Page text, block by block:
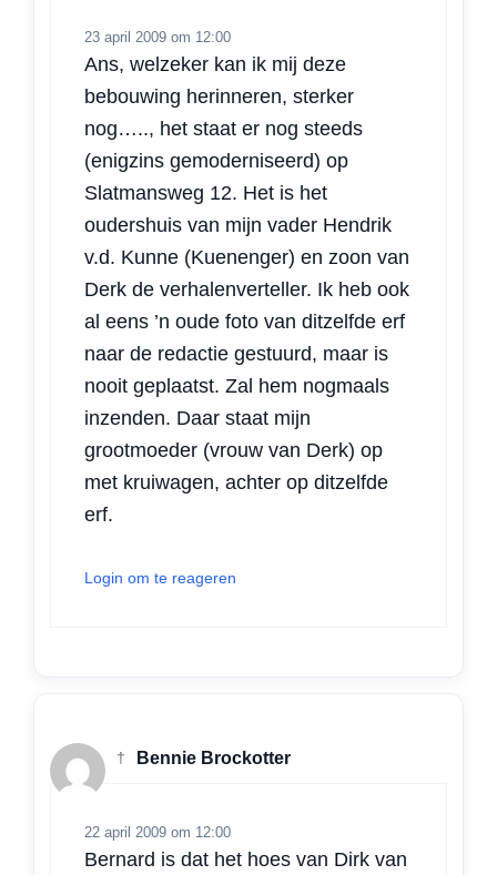
23 april 2009 om 12:00
Ans, welzeker kan ik mij deze
bebouwing herinneren, sterker
nog….., het staat er nog steeds
(enigzins gemoderniseerd) op
Slatmansweg 12. Het is het
oudershuis van mijn vader Hendrik
v.d. Kunne (Kuenenger) en zoon van
Derk de verhalenverteller. Ik heb ook
al eens ’n oude foto van ditzelfde erf
naar de redactie gestuurd, maar is
nooit geplaatst. Zal hem nogmaals
inzenden. Daar staat mijn
grootmoeder (vrouw van Derk) op
met kruiwagen, achter op ditzelfde
erf.
Login om te reageren
† Bennie Brockotter
22 april 2009 om 12:00
Bernard is dat het hoes van Dirk van